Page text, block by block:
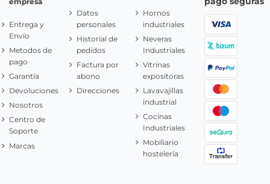
Entrega y
Envío
Metodos de
pago
Garantía
Devoluciones
Nosotros
Centro de
Soporte
Marcas
Datos
personales
Historial de
pedidos
Factura por
abono
Direcciones
Hornos
industriales
Neveras
Industriales
Vitrinas
expositoras
Lavavajillas
industrial
Cocinas
Industriales
Mobiliario
hostelería